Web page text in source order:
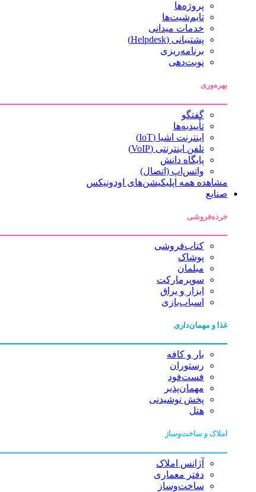
پروژه‌ها
تایم‌شیت‌ها
خدمات میدانی
پشتیبانی (Helpdesk)
برنامه‌ریزی
نوبت‌دهی
بهره‌وری
گفتگو
تأییدیه‌ها
اینترنت اشیا (IoT)
تلفن اینترنتی (VoIP)
پایگاه دانش
واتس‌اپ (اتصال)
مشاهده همه اپلیکیشن‌های اودونیکس
صنایع
خرده‌فروشی
کتاب‌فروشی
پوشاک
مبلمان
سوپرمارکت
ابزار و یراق
اسباب‌بازی
غذا و مهمان‌داری
بار و کافه
رستوران
فست‌فود
مهمان‌پذیر
پخش نوشیدنی
هتل
املاک و ساخت‌وساز
آژانس املاک
دفتر معماری
ساخت‌وساز